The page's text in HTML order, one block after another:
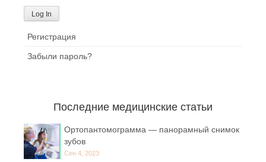
Регистрация
Забыли пароль?
Последние медицинские статьи
Ортопантомограмма — панорамный снимок
зубов
Сен 4, 2023